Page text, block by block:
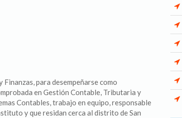
para desempeñarse como
en Gestión Contable, Tributaria y
Contables, trabajo en equipo, responsable
y que residan cerca al distrito de San